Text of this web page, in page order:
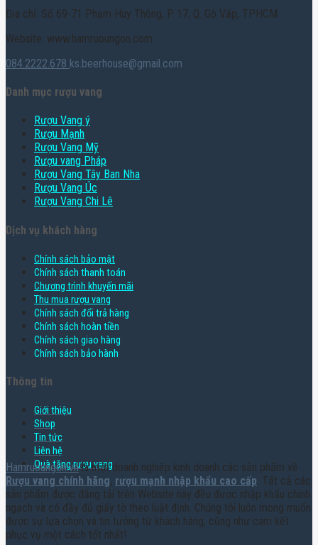
Địa chỉ: Số 69-71 Phạm Huy Thông, P. 17, Q. Gò Vấp, TPHCM
Website: www.hamruoungon.com
084.2222.678 ks.beerhouse@gmail.com
Danh mục rượu vang
Rượu Vang ý
Rượu Mạnh
Rượu Vang Mỹ
Rượu vang Pháp
Rượu Vang Tây Ban Nha
Rượu Vang Úc
Rượu Vang Chi Lê
Dịch vụ khách hàng
Chính sách bảo mật
Chính sách thanh toán
Chương trình khuyến mãi
Thu mua rượu vang
Chính sách đổi trả hàng
Chính sách hoàn tiền
Chính sách giao hàng
Chính sách bảo hành
Thông tin
Giới thiệu
Shop
Tin tức
Liên hệ
Quà tặng rượu vang
Hamruoungon.vnlà một doanh nghiệp kinh doanh các sản phẩm về
Rượu vang chính hãng, rượu mạnh nhập khẩu cao cấp. Tất cả các
sản phẩm được đăng tải trên Website này đều được nhập khẩu chính
ngạch và có đầy đủ giấy tờ theo luật định. Chúng tôi luôn mong muốn
được sự lựa chọn và tin tưởng từ khách hàng, cũng như cam kết
phục vụ một cách tốt nhất!